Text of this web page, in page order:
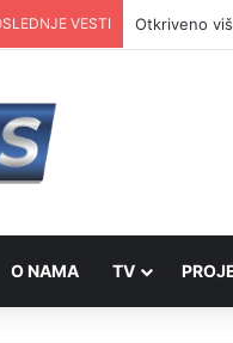
VESTI Otkriveno
O NAMA TV